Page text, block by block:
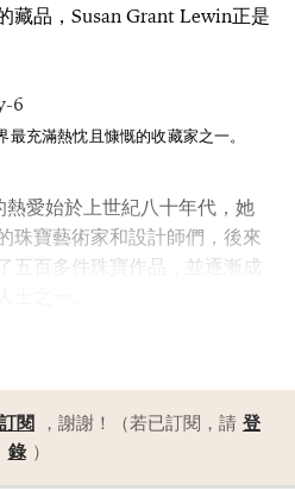
藏品，Susan Grant Lewin正是
充滿熱忱且慷慨的收藏家之一。
愛始於上世紀八十年代，她
珠寶藝術家和設計師們，後來
五百多件珠寶作品，並逐漸成
訂閱 ，謝謝！（若已訂閱，請 登
錄 ）